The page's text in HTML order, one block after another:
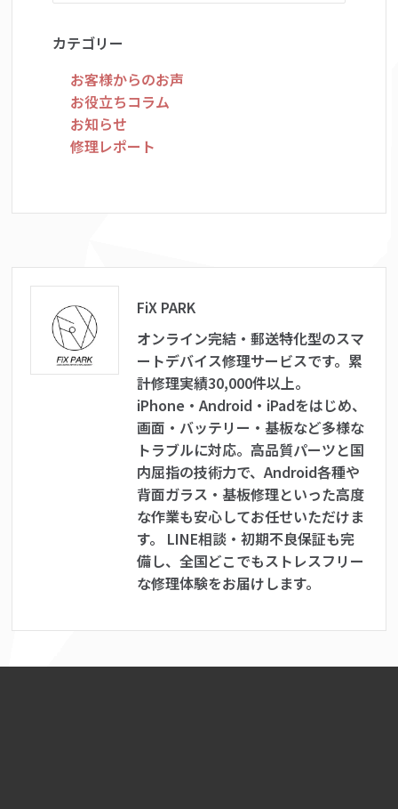
カテゴリー
お客様からのお声
お役立ちコラム
お知らせ
修理レポート
FiX PARK
オンライン完結・郵送特化型のスマ
ートデバイス修理サービスです。累
計修理実績30,000件以上。
iPhone・Android・iPadをはじめ、
画面・バッテリー・基板など多様な
トラブルに対応。高品質パーツと国
内屈指の技術力で、Android各種や
背面ガラス・基板修理といった高度
な作業も安心してお任せいただけま
す。 LINE相談・初期不良保証も完
備し、全国どこでもストレスフリー
な修理体験をお届けします。